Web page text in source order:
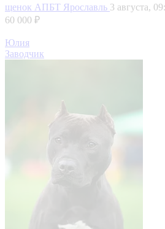
щенок АПБТ Ярославль 3 августа,
60 000 ₽
Юлия
Заводчик